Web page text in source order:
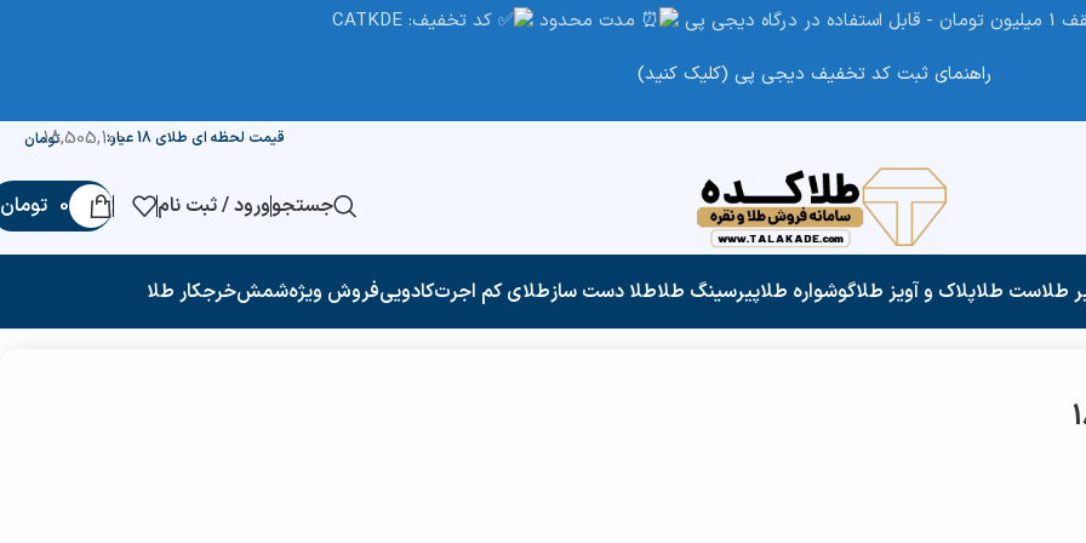
مدت محدود
کد تخفیف: CATKDE
راهنمای ثبت کد تخفیف دیجی پی (کلیک کنید)
تومان18,505,100 قیمت لحظه ای طلای 18 عیار:
جستجوورود / ثبت نام 0 تومان
طلاست طلاپلاک و آویز طلاگوشواره طلاپیرسینگ طلاطلا دست سازطلای کم اجرتکادوییفروش ویژهشمشخرجکار طلا